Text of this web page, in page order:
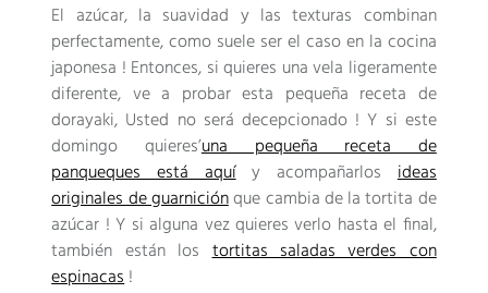
El azúcar, la suavidad y las texturas combinan
perfectamente, como suele ser el caso en la cocina
japonesa ! Entonces, si quieres una vela ligeramente
diferente, ve a probar esta pequeña receta de
dorayaki, Usted no será decepcionado ! Y si este
domingo quieres’una pequeña receta de
panqueques está aquíy acompañarlosideas
originales de guarniciónque cambia de la tortita de
azúcar ! Y si alguna vez quieres verlo hasta el final,
también están lostortitas saladas verdes con
espinacas!